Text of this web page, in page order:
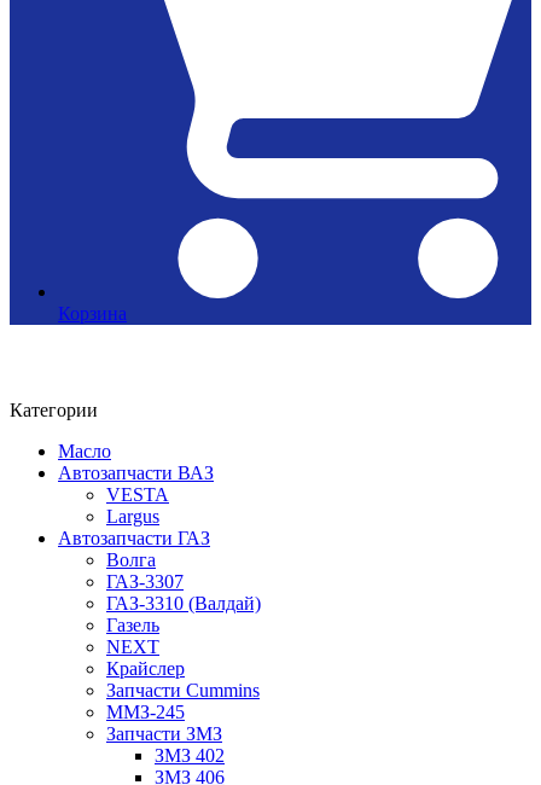
Корзина
Категории
Масло
Автозапчасти ВАЗ
VESTA
Largus
Автозапчасти ГАЗ
Волга
ГАЗ-3307
ГАЗ-3310 (Валдай)
Газель
NEXT
Крайслер
Запчасти Cummins
ММЗ-245
Запчасти ЗМЗ
ЗМЗ 402
ЗМЗ 406